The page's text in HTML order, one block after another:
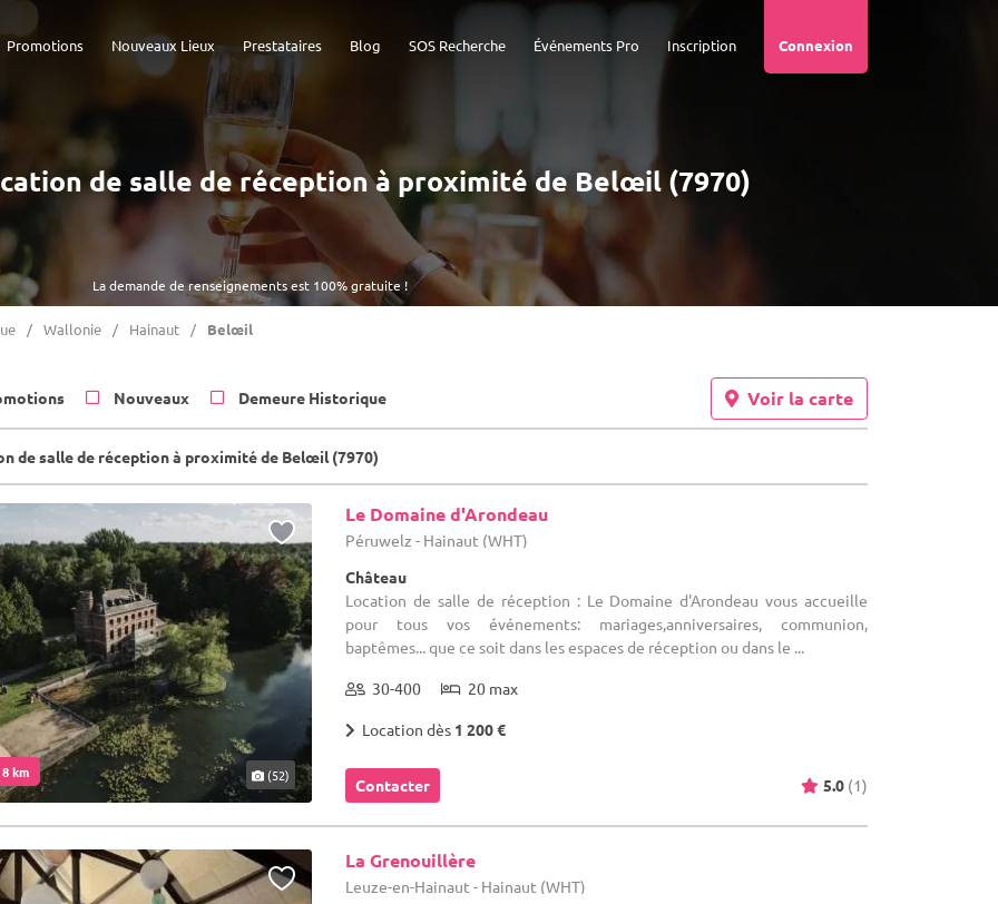
Connexion
Inscription
Événements Pro
SOS Recherche
Blog
Prestataires
Nouveaux Lieux
Promotions
La demande de renseignements est 100% gratuite !
de salle de réception à proximité de Belœil (7970)
Wallonie Hainaut Belœil
Nouveaux Demeure Historique Voir la carte
de salle de réception à proximité de Belœil (7970)
km (52)
Le Domaine d'Arondeau
Péruwelz - Hainaut (WHT)
Château
Location de salle de réception : Le Domaine d'Arondeau vous accueille
pour tous vos événements: mariages,anniversaires, communion,
baptêmes... que ce soit dans les espaces de réception ou dans le ...
30-400 20 max
Location dès 1 200 €
Contacter 5.0 (1)
La Grenouillère
Leuze-en-Hainaut - Hainaut (WHT)